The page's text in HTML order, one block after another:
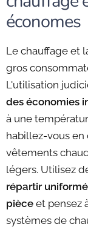
économes
Le chauffage et
gros
L'utilisation
des économies
à une
habillez-vous en
vêtements
légers. Utilisez
répartir
pièce et pensez
systèmes de